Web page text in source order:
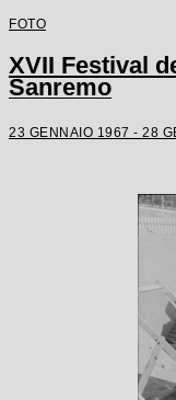
FOTO
XVII Festival
Sanremo
23 GENNAIO 1967 - 28